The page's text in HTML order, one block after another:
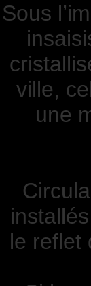
Sous
ville,
une
le reflet